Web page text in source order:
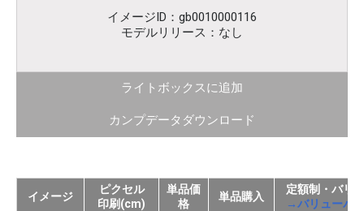
イメージID：gb0010000116
モデルリリース：なし
ライトボックスに追加
カンプデータダウンロード
イメージ
ピクセル
印刷(cm)
単品価
格
単品購入
定額制・バリ
→バリューパ